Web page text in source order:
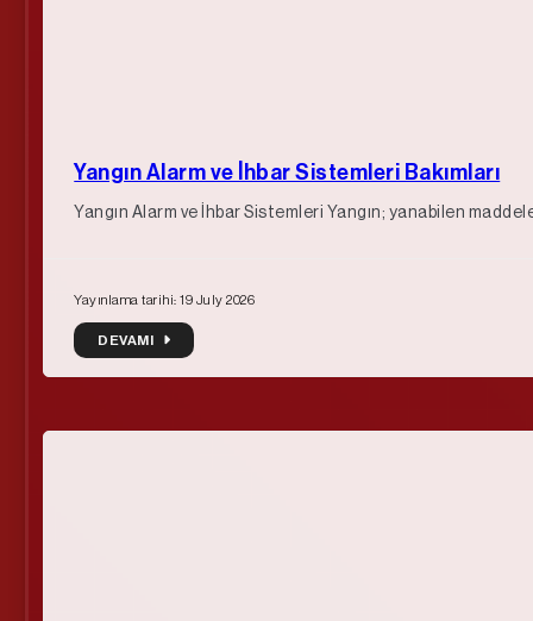
Yangın Alarm ve İhbar Sistemleri Bakımları
Yangın Alarm ve İhbar Sistemleri Yangın; yanabilen
Yayınlama tarihi: 19 July 2026
DEVAMI
DEVAMI